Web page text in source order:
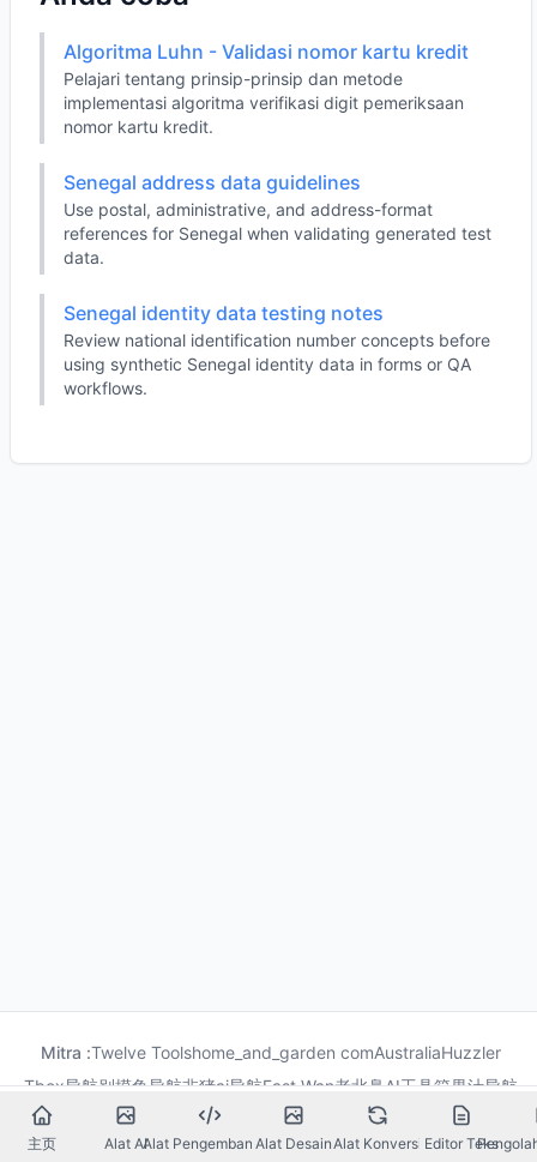
Algoritma Luhn - Validasi nomor kartu kredit
Pelajari tentang prinsip-prinsip dan metode
implementasi algoritma verifikasi digit pemeriksaan
nomor kartu kredit.
Senegal address data guidelines
Use postal, administrative, and address-format
references for Senegal when validating generated test
data.
Senegal identity data testing notes
Review national identification number concepts before
using synthetic Senegal identity data in forms or QA
workflows.
Mitra :Twelve Toolshome_and_garden comAustraliaHuzzler
Tbox导航别摸鱼导航非猪ai导航Fast Wan老北鼻AI工具箱果汁导航
龙喵导航
主页 Alat AIAlat PengembanganAlat DesainAlat Konversi Editor Teks